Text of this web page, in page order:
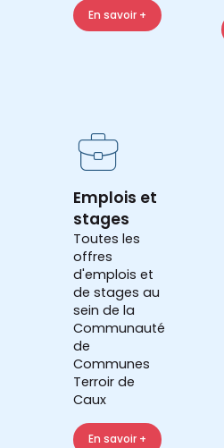
En savoir +
Emplois et
stages
Toutes les
offres
d'emplois et
de stages au
sein de la
Communauté
de
Communes
Terroir de
Caux
En savoir +